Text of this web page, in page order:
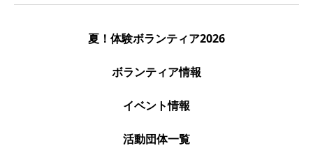
夏！体験ボランティア2026
ボランティア情報
イベント情報
活動団体一覧